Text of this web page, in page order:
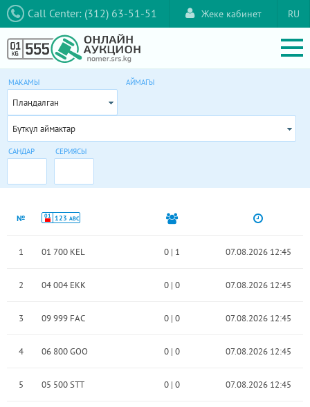
Call Center: (312) 63-51-51 RU
Жеке кабинет
МАКАМЫ
Пландалган
АЙМАГЫ
Бүткүл аймактар
САНДАР СЕРИЯСЫ
№ 01 123 ABC
1 01 700 KEL 0| 1 07.08.2026 12:45
2 04 004 EKK 0| 0 07.08.2026 12:45
3 09 999 FAC 0| 0 07.08.2026 12:45
4 06 800 GOO 0| 0 07.08.2026 12:45
5 05 500 STT 0| 0 07.08.2026 12:45